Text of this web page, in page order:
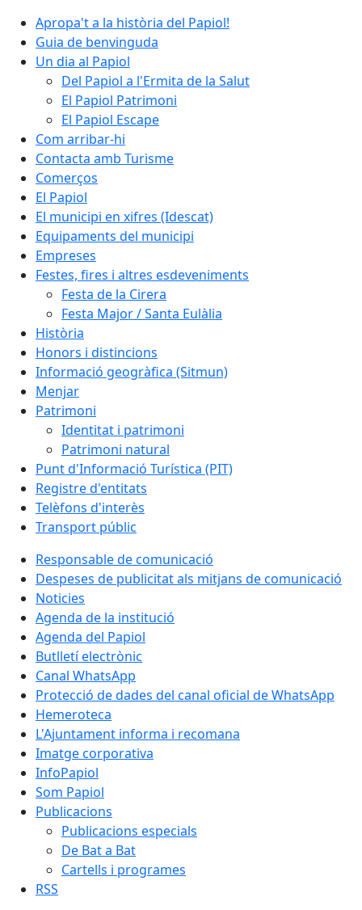
Apropa't a la història del Papiol!
Guia de benvinguda
Un dia al Papiol
Del Papiol a l'Ermita de la Salut
El Papiol Patrimoni
El Papiol Escape
Com arribar-hi
Contacta amb Turisme
Comerços
El Papiol
El municipi en xifres (Idescat)
Equipaments del municipi
Empreses
Festes, fires i altres esdeveniments
Festa de la Cirera
Festa Major / Santa Eulàlia
Història
Honors i distincions
Informació geogràfica (Sitmun)
Menjar
Patrimoni
Identitat i patrimoni
Patrimoni natural
Punt d'Informació Turística (PIT)
Registre d'entitats
Telèfons d'interès
Transport públic
Responsable de comunicació
Despeses de publicitat als mitjans de comunicació
Noticies
Agenda de la institució
Agenda del Papiol
Butlletí electrònic
Canal WhatsApp
Protecció de dades del canal oficial de WhatsApp
Hemeroteca
L'Ajuntament informa i recomana
Imatge corporativa
InfoPapiol
Som Papiol
Publicacions
Publicacions especials
De Bat a Bat
Cartells i programes
RSS